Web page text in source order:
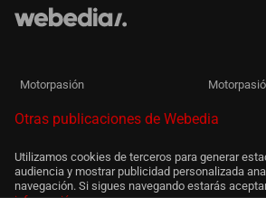
Motorpasión
Otras publicaciones de Webedia
Utilizamos cookies de terceros para generar
audiencia y mostrar publicidad personalizada
navegación. Si sigues navegando estarás